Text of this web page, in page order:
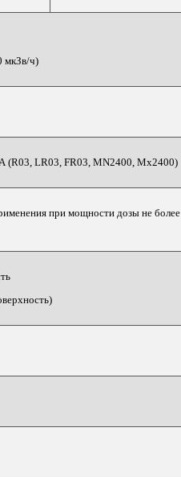
мкЗв/ч)
(R03, LR03, FR03, MN2400, Mx2400)
при мощности дозы не более